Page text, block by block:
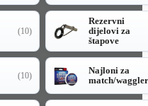
(10)
Rezervni
dijelovi za
štapove
(10)
Najloni za
match/waggler